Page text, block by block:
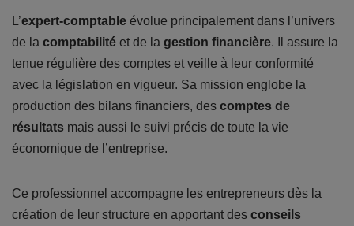
L’expert-comptable évolue principalement dans l’univers
de la comptabilité et de la gestion financière. Il assure la
tenue régulière des comptes et veille à leur conformité
avec la législation en vigueur. Sa mission englobe la
production des bilans financiers, des comptes de
résultats mais aussi le suivi précis de toute la vie
économique de l’entreprise.
Ce professionnel accompagne les entrepreneurs dès la
création de leur structure en apportant des conseils